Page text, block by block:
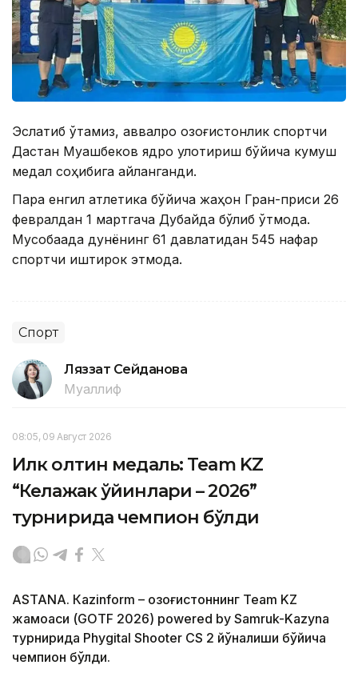
Эслатиб ўтамиз, аввалроқ қозоғистонлик спортчи
Дастан Муқашбеков ядро улоқтириш бўйича кумуш
медал соҳибига айланганди.
Пара енгил атлетика бўйича жаҳон Гран-приси 26
февралдан 1 мартгача Дубайда бўлиб ўтмоқда.
Мусобақада дунёнинг 61 давлатидан 545 нафар
спортчи иштирок этмоқда.
Спорт
Ляззат Сейданова
Муаллиф
08:05, 09 Август 2026
Илк олтин медаль: Team KZ
“Келажак ўйинлари – 2026”
турнирида чемпион бўлди
ASTANА. Кazinform – Қозоғистоннинг Team KZ
жамоаси (GOTF 2026) powered by Samruk-Kazyna
турнирида Phygital Shooter CS 2 йўналиши бўйича
чемпион бўлди.